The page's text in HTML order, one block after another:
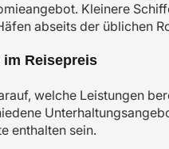
Kleinere
abseits der üblichen
Reisepreis
welche Leistungen
enthalten sein.